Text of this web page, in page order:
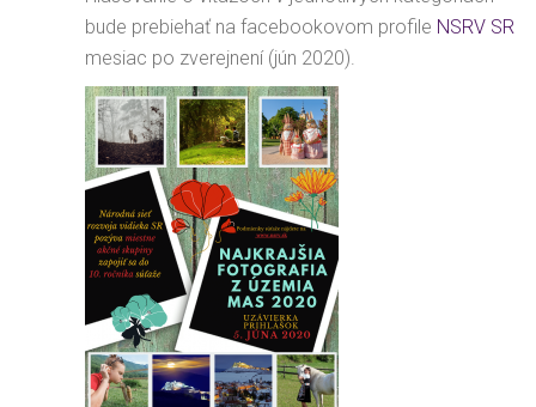
bude prebiehať na facebookovom profile NSRV SR
mesiac po zverejnení (jún 2020).